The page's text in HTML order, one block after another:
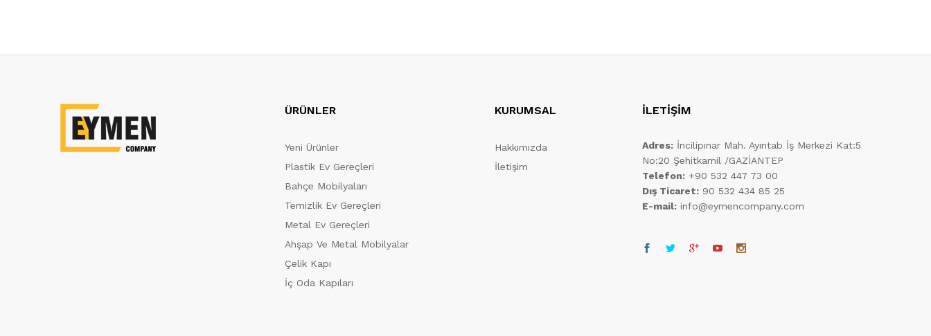
ÜRÜNLER
Yeni Ürünler
Plastik Ev Gereçleri
Bahçe Mobilyaları
Temizlik Ev Gereçleri
Metal Ev Gereçleri
Ahşap Ve Metal Mobilyalar
Çelik Kapı
İç Oda Kapıları
KURUMSAL
Hakkımızda
İletişim
İLETİŞİM
Adres: İncilipınar Mah. Ayıntab İş Merkezi Kat:5
No:20 Şehitkamil /GAZİANTEP
Telefon: +90 532 447 73 00
Dış Ticaret: 90 532 434 85 25
E-mail: info@eymencompany.com